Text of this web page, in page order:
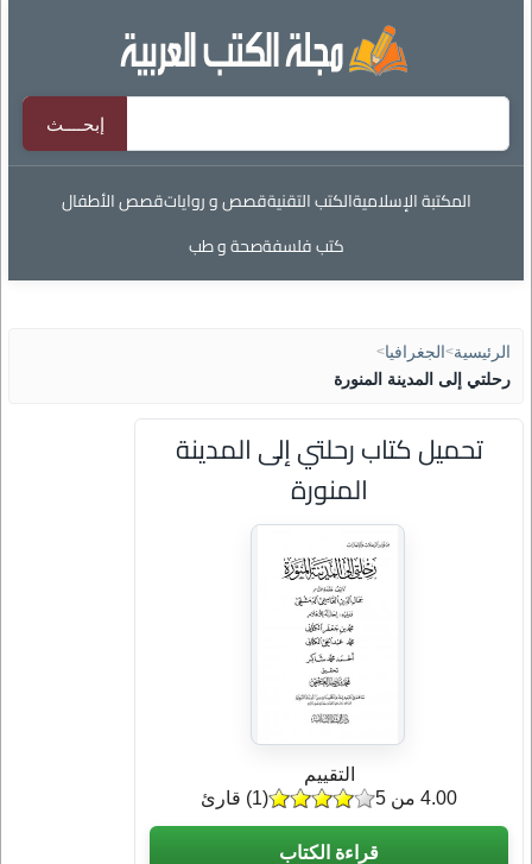
المكتبة الإسلاميةالكتب التقنيةقصص و رواياتقصص الأطفال
كتب فلسفةصحة و طب
الرئيسية> الجغرافيا>
رحلتي إلى المدينة المنورة
تحميل كتاب رحلتي إلى المدينة
المنورة
التقييم
(
1) قارئ 4.00 من 5
قراءة الكتاب